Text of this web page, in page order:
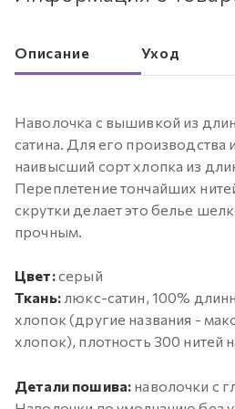
Описание Уход
Наволочка с вышивкой из
сатина. Для его производства
наивысший сорт хлопка из
Переплетение тончайших
скрутки делает это белье
прочным.
Цвет:серый
Ткань:люкс-сатин, 100%
хлопок (другие названия -
хлопок), плотность 300 нитей
Детали пошива: наволочки с